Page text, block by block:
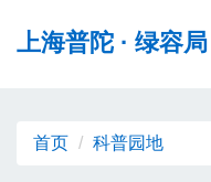
上海普陀 · 绿容局
首页 科普园地